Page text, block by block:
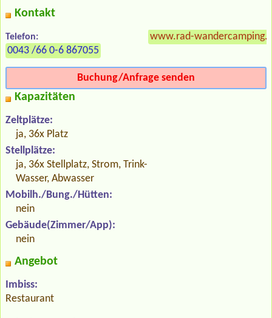
Kontakt
Telefon:
0043 /66 0-6 867055
www.rad-
Buchung/Anfrage senden
Kapazitäten
Zeltplätze:
ja, 36x Platz
Stellplätze:
ja, 36x Stellplatz, Strom, Trink-
Wasser, Abwasser
Mobilh./Bung./Hütten:
nein
Gebäude(Zimmer/App):
nein
Angebot
Imbiss:
Restaurant